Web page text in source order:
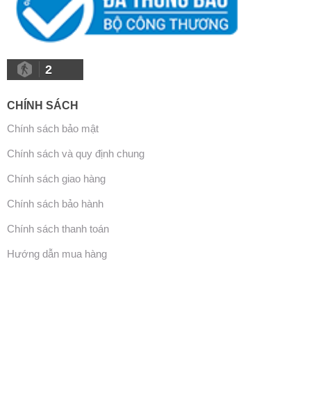
2
CHÍNH SÁCH
Chính sách bảo mật
Chính sách và quy định chung
Chính sách giao hàng
Chính sách bảo hành
Chính sách thanh toán
Hướng dẫn mua hàng